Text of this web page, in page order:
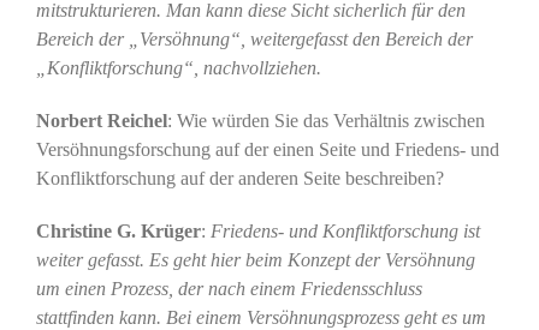
mitstrukturieren. Man kann diese Sicht sicherlich für den
Bereich der „Versöhnung“, weitergefasst den Bereich der
„Konfliktforschung“, nachvollziehen.
Norbert Reichel: Wie würden Sie das Verhältnis zwischen
Versöhnungsforschung auf der einen Seite und Friedens- und
Konfliktforschung auf der anderen Seite beschreiben?
Christine G. Krüger: Friedens- und Konfliktforschung ist
weiter gefasst. Es geht hier beim Konzept der Versöhnung
um einen Prozess, der nach einem Friedensschluss
stattfinden kann. Bei einem Versöhnungsprozess geht es um